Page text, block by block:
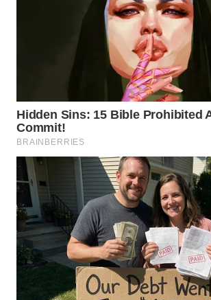
perfeitamente a postura ideal e o
movimentação:
Quem deve evitar esse
exercício?
Apesar dos benefícios, a
indicada para todas as pessoas.